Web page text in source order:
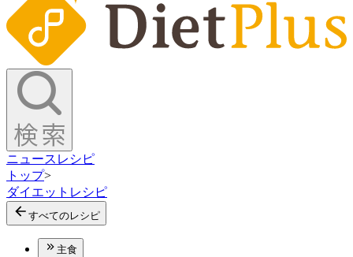
ニュース レシピ
トップ>
ダイエットレシピ
すべてのレシピ
主食